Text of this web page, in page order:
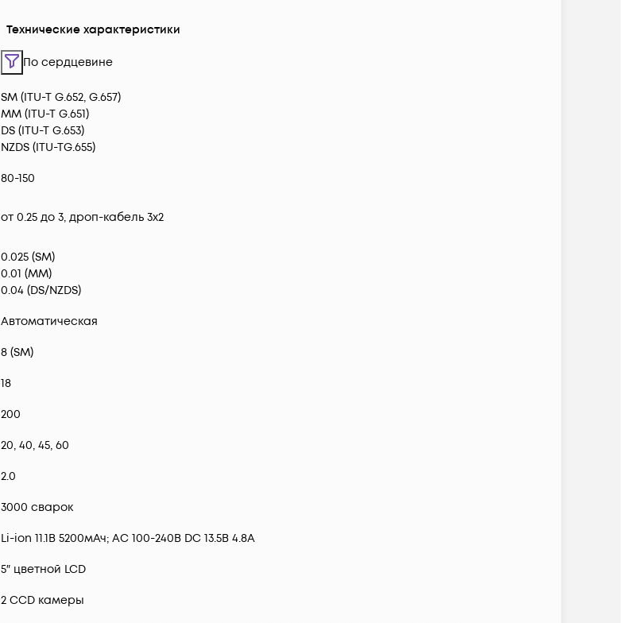
Технические характеристики
По сердцевине
SM (ITU-T G.652, G.657)
MM (ITU-T G.651)
DS (ITU-T G.653)
NZDS (ITU-TG.655)
80-150
от 0.25 до 3, дроп-кабель 3х2
0.025 (SM)
0.01 (MM)
0.04 (DS/NZDS)
Автоматическая
8 (SM)
18
200
20, 40, 45, 60
2.0
3000 сварок
Li-ion 11.1В 5200мАч; AC 100-240В DC 13.5В 4.8А
5″ цветной LCD
2 CCD камеры